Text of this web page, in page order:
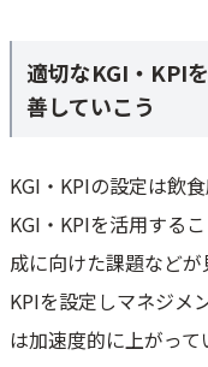
適切なKGI・KPI
善していこう
KGI・KPIの設定は飲
KGI・KPIを活用する
成に向けた課題などが
KPIを設定しマネジメ
は加速度的に上がって